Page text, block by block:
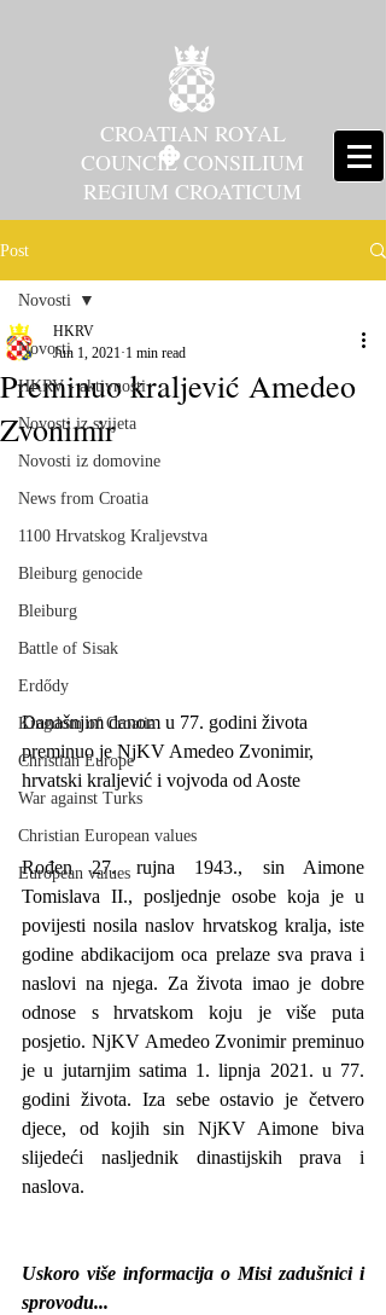
CROATIAN ROYAL
COUNCIL CONSILIUM
REGIUM CROATICUM
Post
Novosti
HKRV - aktivnosti
Novosti iz svijeta
Novosti iz domovine
News from Croatia
1100 Hrvatskog Kraljevstva
Bleiburg genocide
Bleiburg
Battle of Sisak
Erdődy
Kingdom of Croatia
Christian Europe
War against Turks
Christian European values
European values
Novosti
Preminuo kraljević Amedeo
Zvonimir
HKRV
Jun 1, 2021 1 min read
Današnjim danom u 77. godini života
preminuo je NjKV Amedeo Zvonimir,
hrvatski kraljević i vojvoda od Aoste
Rođen 27. rujna 1943., sin Aimone
Tomislava II., posljednje osobe koja je u
povijesti nosila naslov hrvatskog kralja, iste
godine abdikacijom oca prelaze sva prava i
naslovi na njega. Za života imao je dobre
odnose s hrvatskom koju je više puta
posjetio. NjKV Amedeo Zvonimir preminuo
je u jutarnjim satima 1. lipnja 2021. u 77.
godini života. Iza sebe ostavio je četvero
djece, od kojih sin NjKV Aimone biva
slijedeći nasljednik dinastijskih prava i
naslova.
Uskoro više informacija o Misi zadušnici i
sprovodu...